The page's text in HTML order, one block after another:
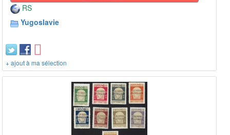
RS
Yugoslavie
+ ajout à ma sélection